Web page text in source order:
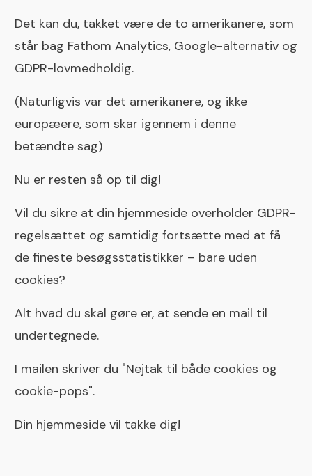
Det kan du, takket være de to amerikanere, som
står bag Fathom Analytics, Google-alternativ og
GDPR-lovmedholdig.
(Naturligvis var det amerikanere, og ikke
europæere, som skar igennem i denne
betændte sag)
Nu er resten så op til dig!
Vil du sikre at din hjemmeside overholder GDPR-
regelsættet og samtidig fortsætte med at få
de fineste besøgsstatistikker – bare uden
cookies?
Alt hvad du skal gøre er, at sende en mail til
undertegnede.
I mailen skriver du "Nejtak til både cookies og
cookie-pops".
Din hjemmeside vil takke dig!